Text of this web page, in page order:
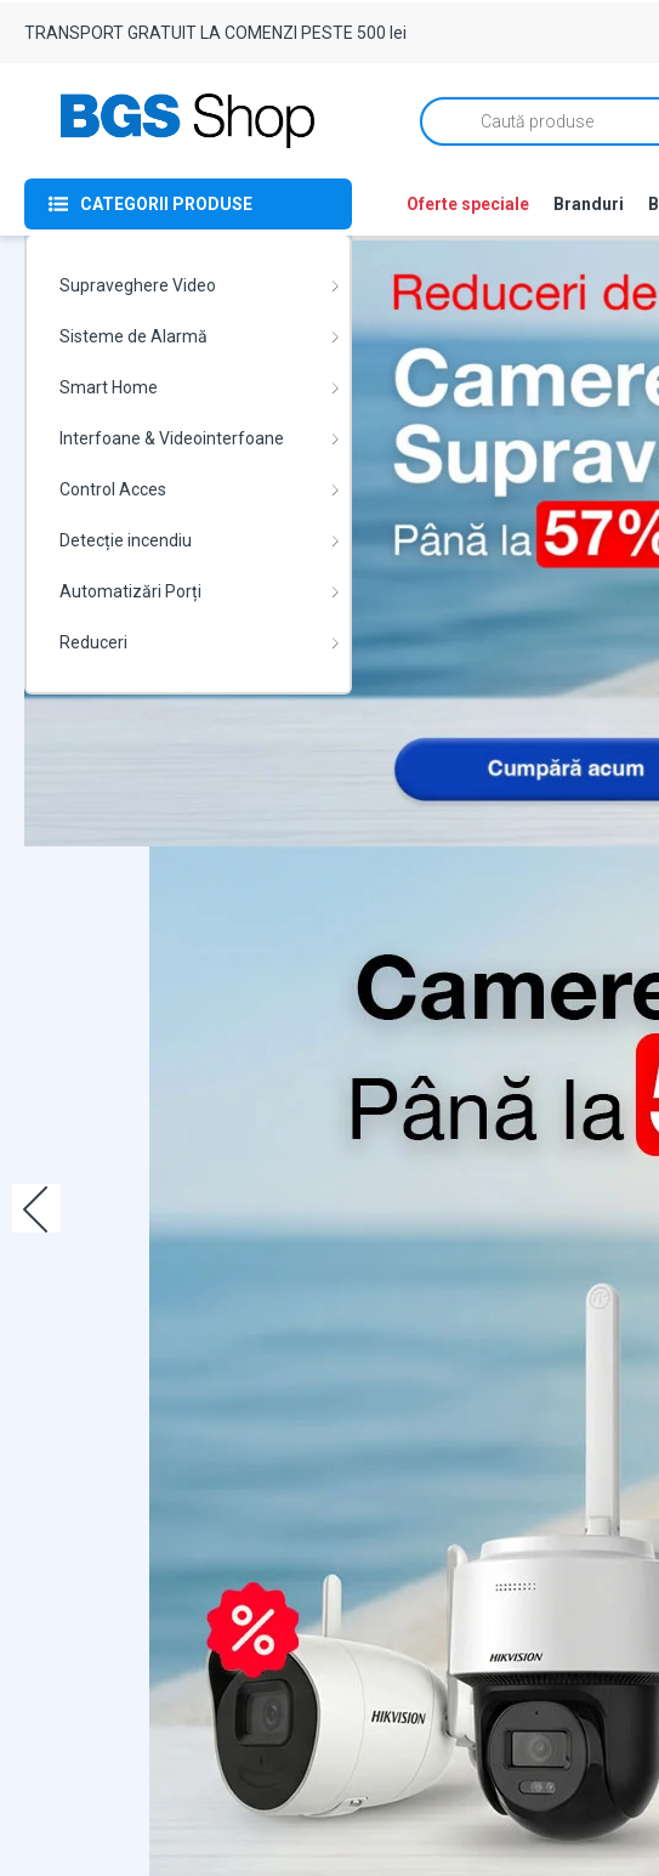
TRANSPORT GRATUIT LA COMENZI PESTE 500 lei
Products
search
CATEGORII PRODUSE
Supraveghere Video
Sisteme de Alarmă
Smart Home
Interfoane & Videointerfoane
Control Acces
Detecție incendiu
Automatizări Porți
Reduceri
Oferte speciale Branduri